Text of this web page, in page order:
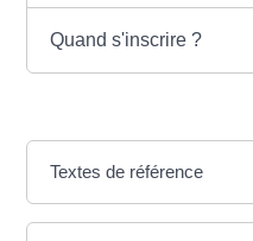
Quand s'inscrire ?
Textes de référence